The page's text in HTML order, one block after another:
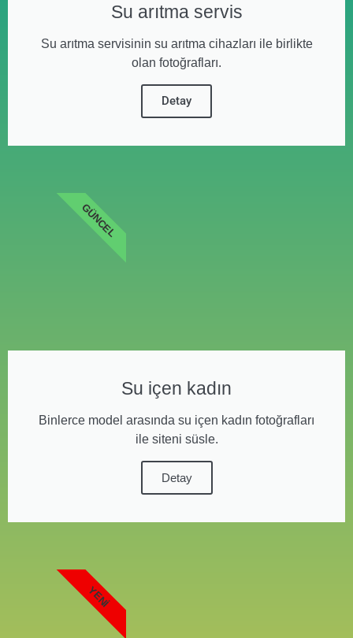
Su arıtma servis
Su arıtma servisinin su arıtma cihazları ile birlikte
olan fotoğrafları.
Detay
Su içen kadın
Binlerce model arasında su içen kadın fotoğrafları
ile siteni süsle.
Detay
GÜNCEL
YENI